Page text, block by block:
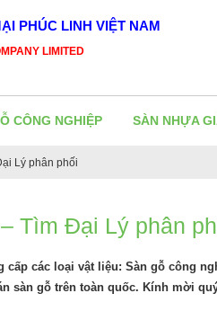
PHÚC LINH VIỆT NAM
LIMITED
CÔNG NGHIỆP SÀN NHỰA
Lý phân phối
Tìm Đại Lý phân
các loại vật liệu: Sàn gỗ công
sàn gỗ trên toàn quốc. Kính mời